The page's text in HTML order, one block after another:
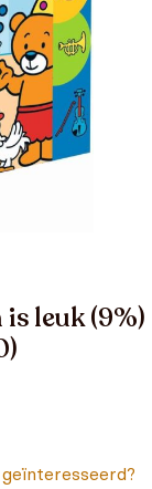
leuk (9%)
geïnteresseerd?